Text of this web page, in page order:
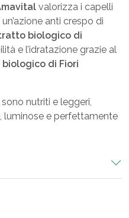
valorizza i capelli
anti crespo di
biologico di
e l’idratazione grazie al
di Fiori
nutriti e leggeri,
luminose e perfettamente